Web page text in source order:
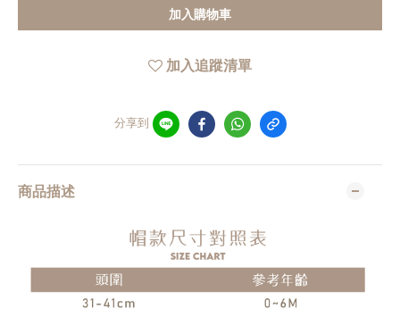
加入購物車
加入追蹤清單
分享到
商品描述